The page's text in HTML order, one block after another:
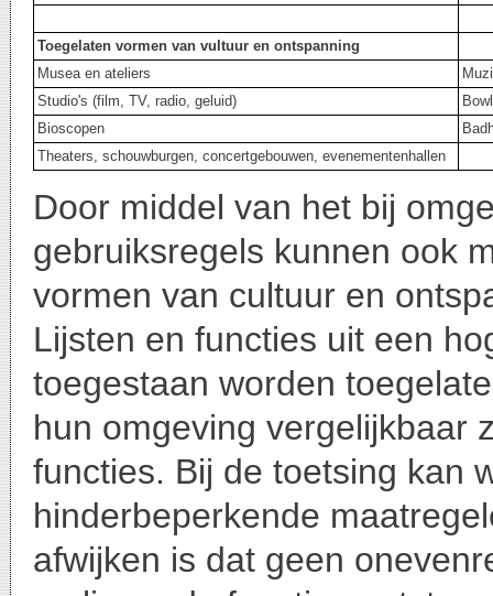
Toegelaten vormen van vultuur en ontspanning
Musea en ateliers
Studio's (film, TV, radio, geluid)
Bioscopen
Theaters, schouwburgen, concertgebouwen, evenementenhallen
Door middel van het bij
gebruiksregels kunnen ook
vormen van cultuur en
Lijsten en functies uit een
toegestaan worden
hun omgeving vergelijkbaar
functies. Bij de toetsing kan
hinderbeperkende
afwijken is dat geen